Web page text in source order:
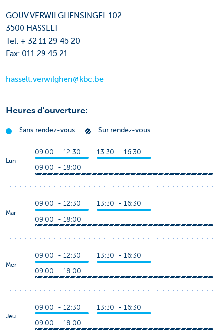
GOUV.VERWILGHENSINGEL 102
3500 HASSELT
Tel: + 32 11 29 45 20
Fax: 011 29 45 21
hasselt.verwilghen@kbc.be
Heures d'ouverture:
Sans rendez-vous Sur rendez-vous
Lun
09:00 - 12:30 13:30 - 16:30
09:00 - 18:00
Mar
09:00 - 12:30 13:30 - 16:30
09:00 - 18:00
Mer
09:00 - 12:30 13:30 - 16:30
09:00 - 18:00
Jeu
09:00 - 12:30 13:30 - 16:30
09:00 - 18:00